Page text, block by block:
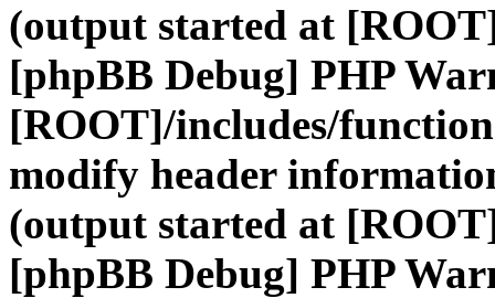
(output started at
[phpBB Debug] PHP
[ROOT]/includes/
modify header
(output started at
[phpBB Debug] PHP